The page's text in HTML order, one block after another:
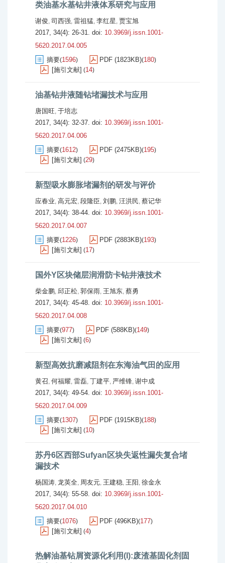
类油基水基钻井液体系研究与应用
谢俊, 司西强, 雷祖猛, 李红星, 贾宝旭
2017, 34(4): 26-31. doi: 10.3969/j.issn.1001-
5620.2017.04.005
摘要(1596) PDF (1823KB)(180)
[施引文献] (14)
油基钻井液随钻堵漏技术与应用
唐国旺, 于培志
2017, 34(4): 32-37. doi: 10.3969/j.issn.1001-
5620.2017.04.006
摘要(1612) PDF (2475KB)(195)
[施引文献] (29)
新型吸水膨胀堵漏剂的研发与评价
应春业, 高元宏, 段隆臣, 刘鹏, 汪洪民, 蔡记华
2017, 34(4): 38-44. doi: 10.3969/j.issn.1001-
5620.2017.04.007
摘要(1226) PDF (2883KB)(193)
[施引文献] (17)
国外Y区块储层润滑防卡钻井液技术
柴金鹏, 邱正松, 郭保雨, 王旭东, 蔡勇
2017, 34(4): 45-48. doi: 10.3969/j.issn.1001-
5620.2017.04.008
摘要(977) PDF (588KB)(149)
[施引文献] (6)
新型高效抗磨减阻剂在东海油气田的应用
黄召, 何福耀, 雷磊, 丁建平, 严维锋, 谢中成
2017, 34(4): 49-54. doi: 10.3969/j.issn.1001-
5620.2017.04.009
摘要(1307) PDF (1915KB)(188)
[施引文献] (10)
苏丹6区西部Sufyan区块失返性漏失复合堵
漏技术
杨国涛, 龙英全, 周友元, 王建稳, 王阳 , 徐金永
2017, 34(4): 55-58. doi: 10.3969/j.issn.1001-
5620.2017.04.010
摘要(1076) PDF (496KB)(177)
[施引文献] (4)
热解油基钻屑资源化利用(I):废渣基固化剂固